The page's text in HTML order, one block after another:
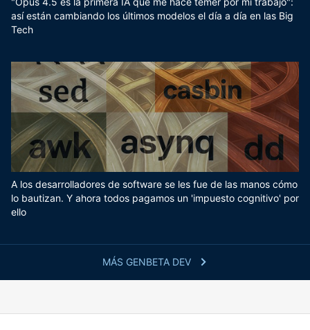
MÁS GENBETA DEV
así están cambiando los últimos modelos el día a día en las Big
Tech
A los desarrolladores de software se les fue de las manos cómo
lo bautizan. Y ahora todos pagamos un 'impuesto cognitivo' por
ello